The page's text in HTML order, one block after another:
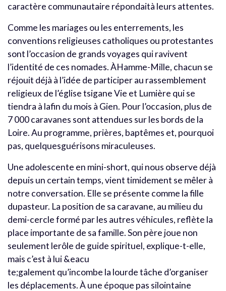
caractère communautaire répondaità leurs attentes.
Comme les mariages ou les enterrements, les
conventions religieuses catholiques ou protestantes
sont l’occasion de grands voyages qui ravivent
l’identité de ces nomades. ÀHamme-Mille, chacun se
réjouit déjà à l’idée de participer au rassemblement
religieux de l’église tsigane Vie et Lumière qui se
tiendra à lafin du mois à Gien. Pour l’occasion, plus de
7 000 caravanes sont attendues sur les bords de la
Loire. Au programme, prières, baptêmes et, pourquoi
pas, quelquesguérisons miraculeuses.
Une adolescente en mini-short, qui nous observe déjà
depuis un certain temps, vient timidement se mêler à
notre conversation. Elle se présente comme la fille
dupasteur. La position de sa caravane, au milieu du
demi-cercle formé par les autres véhicules, reflète la
place importante de sa famille. Son père joue non
seulement lerôle de guide spirituel, explique-t-elle,
mais c’est à lui &eacu
te;galement qu’incombe la lourde tâche d’organiser
les déplacements. À une époque pas silointaine